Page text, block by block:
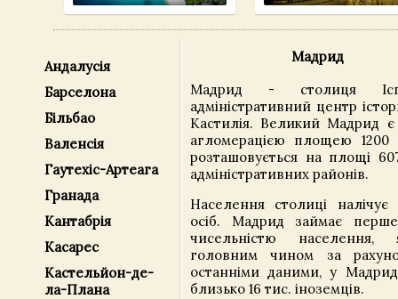
Андалусія
Барселона
Більбао
Валенсія
Гаутехіс-Артеага
Гранада
Кантабрія
Касарес
Кастельйон-де-
ла-Плана
Мадрид
Мадрид - столиця
адміністративний центр
Кастилія. Великий Мадрид
агломерацією площею 1200
розташовується на площі
адміністративних районів.
Населення столиці
осіб. Мадрид займає
чисельністю населення,
головним чином за
останніми даними, у
близько 16 тис. іноземців.